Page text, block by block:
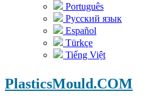
Português
Русский язык
Español
Türkçe
Tiếng Việt
PlasticsMould.COM